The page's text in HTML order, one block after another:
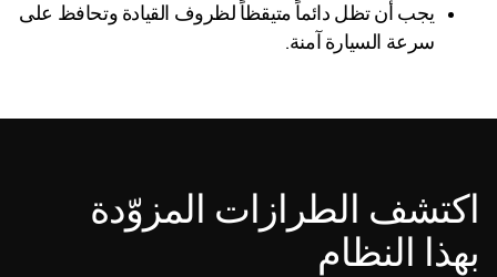
يجب أن تظل دائماً متيقظاً لظروف القيادة وتحافظ على
سرعة السيارة آمنة.
اكتشف الطرازات المزوّدة
بهذا النظام